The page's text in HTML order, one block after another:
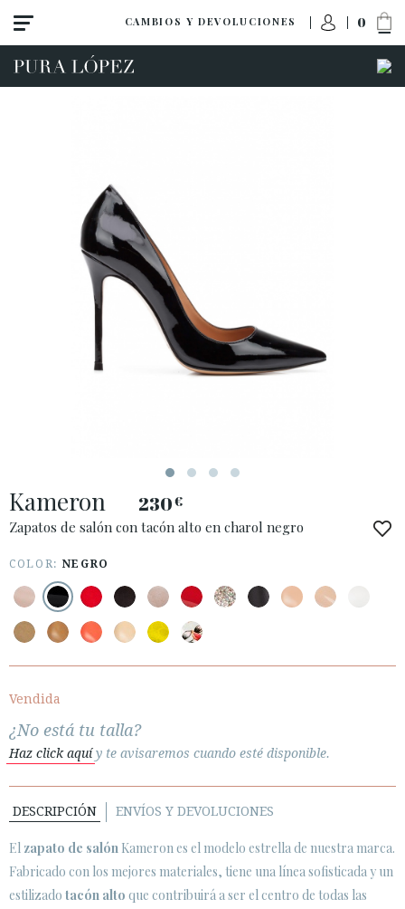
CAMBIOS Y DEVOLUCIONES 0
Ver todo
Tacón alto
Tacón medio
ESPAÑOL
PAÍS: SCHWEIZ / SUISSE / SVIZZERA
· ATENCIÓN AL CLIENTE
· ENVÍOS
· CAMBIOS Y DEVOLUCIONES
· AVISO LEGAL
     
ÁREA DE CLIENTES B2B
Kameron 230€
Zapatos de salón con tacón alto en charol negro
COLOR: NEGRO
Vendida
¿No está tu talla?
Haz click aquíy te avisaremos cuando esté disponible.
DESCRIPCIÓN ENVÍOS Y DEVOLUCIONES
El zapato de salón Kameron es el modelo estrella de nuestra marca.
Fabricado con los mejores materiales, tiene una línea sofisticada y un
estilizado tacón alto que contribuirá a ser el centro de todas las